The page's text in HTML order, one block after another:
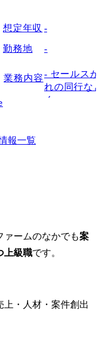
ーダーシップ
想定年収 -
勤務地 -
業務内容- セールスが
れの同行な
く。
報一覧
ァームのなかでも案
上級職です。
上・人材・案件創出